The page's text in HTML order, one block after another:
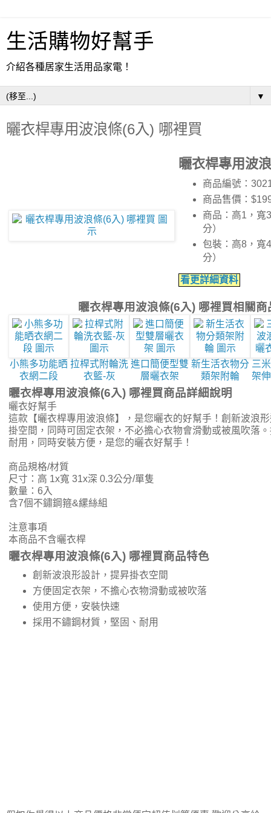
生活購物好幫手
介紹各種居家生活用品家電！
▼
曬衣桿專用波浪條(6入) 哪裡買
曬衣桿專用波
商品編號：
商品售價：
商品：高1，寬
分）
包裝：高8，寬
分）
看更詳細資料
曬衣桿專用波浪條(6入) 哪裡買相關商
小熊多功能晒
衣網二段
拉桿式附輪洗
衣籃-灰
進口簡便型雙
層曬衣架
新生活衣物分
類架附輪
三
架
曬衣桿專用波浪條(6入) 哪裡買商品詳細說明
曬衣好幫手
這款【曬衣桿專用波浪條】，是您曬衣的好幫手！創新波浪
掛空間，同時可固定衣架，不必擔心衣物會滑動或被風吹落
耐用，同時安裝方便，是您的曬衣好幫手！
商品規格/材質
尺寸：高 1x寬 31x深 0.3公分/單隻
數量：6入
含7個不鏽鋼箍&縲絲組
注意事項
本商品不含曬衣桿
曬衣桿專用波浪條(6入) 哪裡買商品特色
創新波浪形設計，提昇掛衣空間
方便固定衣架，不擔心衣物滑動或被吹落
使用方便，安裝快速
採用不鏽鋼材質，堅固、耐用